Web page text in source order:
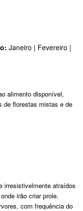
Janeiro | Fevereiro |
alimento disponível,
de florestas mistas e de
irresistivelmente atraídos
irão criar prole.
com frequência do